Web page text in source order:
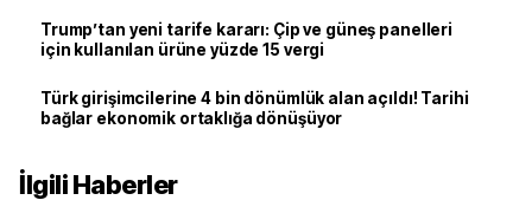
Trump’tan yeni tarife kararı: Çip ve güneş panelleri
için kullanılan ürüne yüzde 15 vergi
Türk girişimcilerine 4 bin dönümlük alan açıldı! Tarihi
bağlar ekonomik ortaklığa dönüşüyor
İlgili Haberler